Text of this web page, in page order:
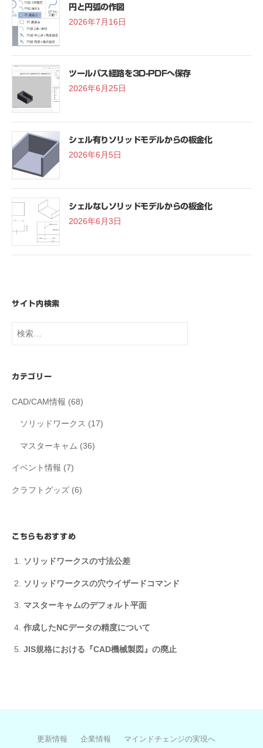
円と円弧の作図
2026年7月16日
ツールパス経路を3D-PDFへ保存
2026年6月25日
シェル有りソリッドモデルからの板金化
2026年6月5日
シェルなしソリッドモデルからの板金化
2026年6月3日
サイト内検索
検
索:
カテゴリー
CAD/CAM情報 (68)
ソリッドワークス (17)
マスターキャム (36)
イベント情報 (7)
クラフトグッズ (6)
こちらもおすすめ
ソリッドワークスの寸法公差
ソリッドワークスの穴ウイザードコマンド
マスターキャムのデフォルト平面
作成したNCデータの精度について
JIS規格における『CAD機械製図』の廃止
更新情報 企業情報 マインドチェンジの実現へ